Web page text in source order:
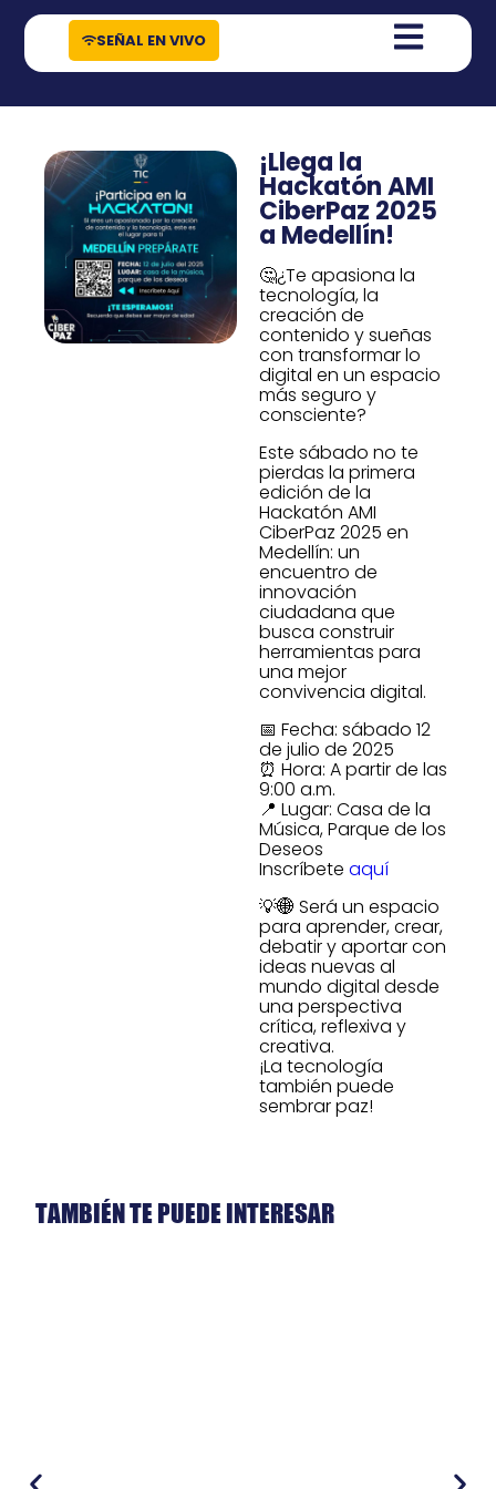
contenido
SEÑAL EN VIVO
¡Llega la
Hackatón AMI
CiberPaz 2025
a Medellín!
🤔¿Te apasiona la
tecnología, la
creación de
contenido y sueñas
con transformar lo
digital en un espacio
más seguro y
consciente?
Este sábado no te
pierdas la primera
edición de la
Hackatón AMI
CiberPaz 2025 en
Medellín: un
encuentro de
innovación
ciudadana que
busca construir
herramientas para
una mejor
convivencia digital.
📅 Fecha: sábado 12
de julio de 2025
⏰ Hora: A partir de las
9:00 a.m.
📍 Lugar: Casa de la
Música, Parque de los
Deseos
Inscríbete aquí
💡🌐 Será un espacio
para aprender, crear,
debatir y aportar con
ideas nuevas al
mundo digital desde
una perspectiva
crítica, reflexiva y
creativa.
¡La tecnología
también puede
sembrar paz!
TAMBIÉN TE PUEDE INTERESAR